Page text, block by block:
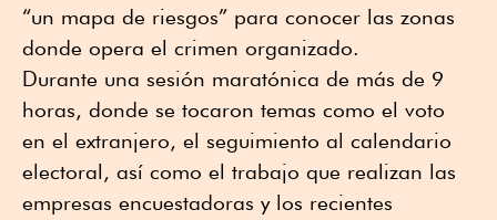
“un mapa de riesgos” para conocer las zonas
donde opera el crimen organizado.
Durante una sesión maratónica de más de 9
horas, donde se tocaron temas como el voto
en el extranjero, el seguimiento al calendario
electoral, así como el trabajo que realizan las
empresas encuestadoras y los recientes